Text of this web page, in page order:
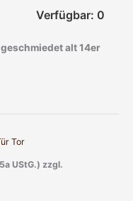
Verfügbar: 0
alt 14er
Tor
UStG.) zzgl.